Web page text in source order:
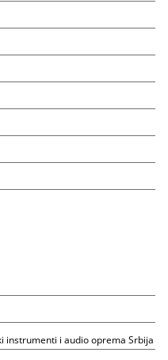
instrumenti i audio oprema Srbija